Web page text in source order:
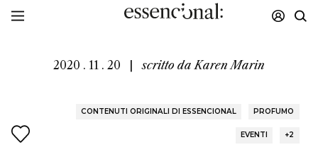
L'ARTE DEL PROFUMO
2020 . 11 . 20 scritto daKaren Marin
CONTENUTI ORIGINALI DI ESSENCIONAL PROFUMO
EVENTI +2